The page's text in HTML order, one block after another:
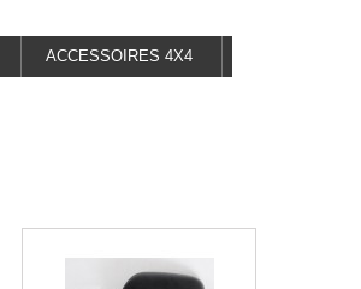
ACCESSOIRES 4X4